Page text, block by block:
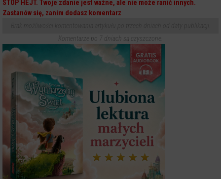
STOP HEJT. Twoje zdanie jest ważne, ale nie może ranić innych.
Zastanów się, zanim dodasz komentarz
Komentarze po 7 dniach są czyszczone.